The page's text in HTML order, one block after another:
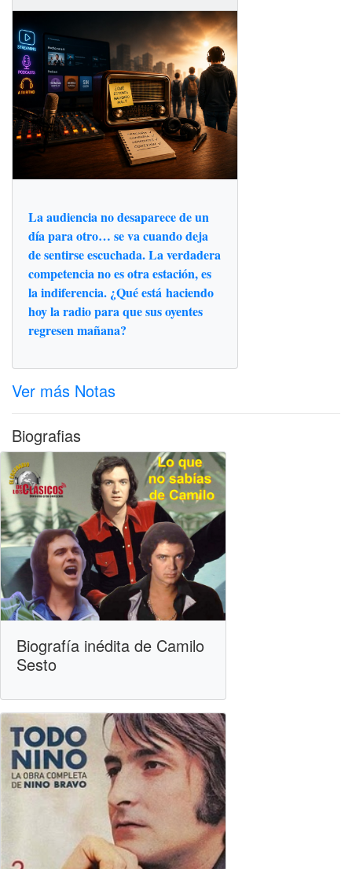
La audiencia no desaparece de un
día para otro… se va cuando deja
de sentirse escuchada. La verdadera
competencia no es otra estación, es
la indiferencia. ¿Qué está haciendo
hoy la radio para que sus oyentes
regresen mañana?
Ver más Notas
Biografias
Biografía inédita de Camilo
Sesto